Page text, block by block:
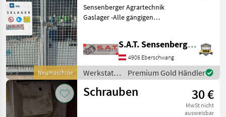
Neumaschine
Sensenberger Agrartechnik
Gaslager -Alle gängigen
Miet-, Tauschflaschen -
Unser Sortiment: -
Sauerstoff in 10 Li
S.A.T. Sensenberger Agrar-Technik
4906 Eberschwang
Werkstatt /
Sonstige
Premium Gold Händler
Schrauben 30 €
MwSt nicht
ausweisbar